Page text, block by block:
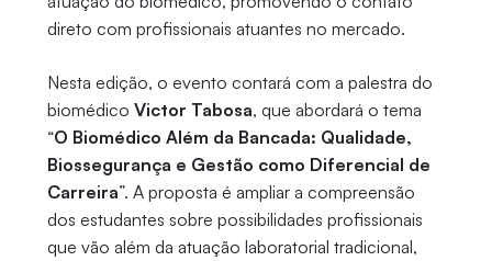
direto com profissionais atuantes no mercado.
Nesta edição, o evento contará com a palestra do
biomédico Victor Tabosa, que abordará o tema
“O Biomédico Além da Bancada: Qualidade,
Biossegurança e Gestão como Diferencial de
Carreira”. A proposta é ampliar a compreensão
dos estudantes sobre possibilidades profissionais
que vão além da atuação laboratorial tradicional,